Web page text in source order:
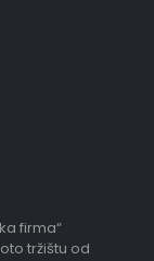
firma“
tržištu od